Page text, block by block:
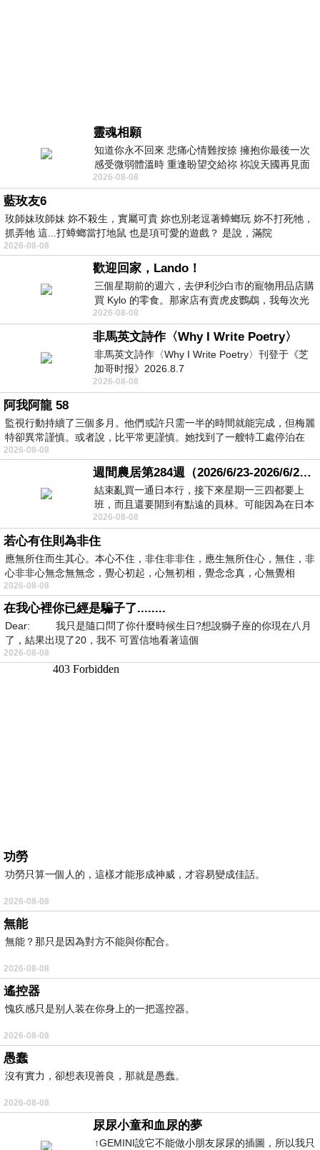
靈魂相願
知道你永不回來 悲痛心情難按捺 擁抱你最後一次
感受微弱體溫時 重逢盼望交給祢 祢說天國再見面
此刻忍淚說別離 他日靈魂再
2026-08-08
藍玫友6
玫師妹玫師妹 妳不殺生，實屬可貴 妳也別老逗著蟑螂玩 妳不打死牠，
抓弄牠 這...打蟑螂當打地鼠 也是項可愛的遊戲？ 是說，滿院
2026-08-08
歡迎回家，Lando！
三個星期前的週六，去伊利沙白市的寵物用品店購
買 Kylo 的零食。那家店有賣虎皮鸚鵡，我每次光
顧都會去看一下。他們偶爾會引進 C
2026-08-08
非馬英文詩作〈Why I Write Poetry〉
非馬英文詩作〈Why I Write Poetry〉刊登于《芝
加哥时报》2026.8.7
2026-08-08
阿我阿龍 58
監視行動持續了三個多月。他們或許只需一半的時間就能完成，但梅麗
特卻異常謹慎。或者說，比平常更謹慎。她找到了一艘特工處停泊在
2026-08-08
週間農居第284週（2026/6/23-2026/6/24) 夏至 金黃稻浪洋溢豐收喜悅
結束亂買一通日本行，接下來星期一三四都要上
班，而且還要開到有點遠的員林。可能因為在日本
花不少錢，星期一出門上班時，心裡沒有一
2026-08-08
若心有住則為非住
應無所住而生其心。本心不住，非住非非住，應生無所住心，無住，非
心非非心無念無無念，覺心初起，心無初相，覺念念真，心無覺相
2026-08-08
在我心裡你已經是騙子了........
Dear: 我只是隨口問了你什麼時候生日?想說獅子座的你現在八月
了，結果出現了20，我不 可置信地看著這個
2026-08-08
功勞
功勞只算一個人的，這樣才能形成神威，才容易變成佳話。
2026-08-08
無能
無能？那只是因為對方不能與你配合。
2026-08-08
遙控器
愧疚感只是别人装在你身上的一把遥控器。
2026-08-08
愚蠢
沒有實力，卻想表現善良，那就是愚蠢。
2026-08-08
尿尿小童和血尿的夢
↑GEMINI說它不能做小朋友尿尿的插圖，所以我只